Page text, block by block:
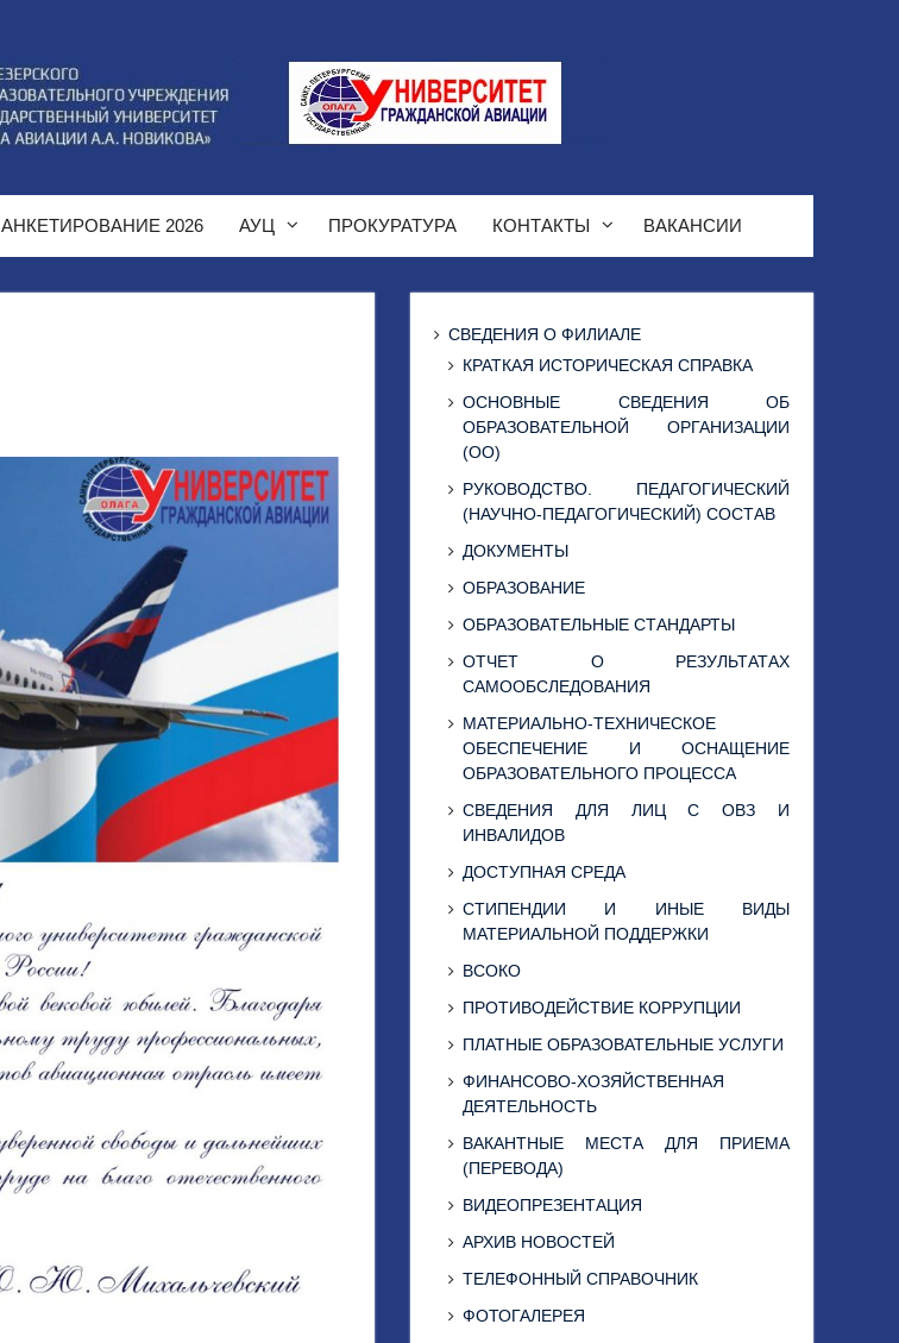
АНКЕТИРОВАНИЕ 2026 АУЦ ПРОКУРАТУРА КОНТАКТЫ ВАКАНСИИ
СВЕДЕНИЯ О ФИЛИАЛЕ
КРАТКАЯ ИСТОРИЧЕСКАЯ СПРАВКА
ОСНОВНЫЕ СВЕДЕНИЯ ОБ
ОБРАЗОВАТЕЛЬНОЙ ОРГАНИЗАЦИИ
(ОО)
РУКОВОДСТВО. ПЕДАГОГИЧЕСКИЙ
(НАУЧНО-ПЕДАГОГИЧЕСКИЙ) СОСТАВ
ДОКУМЕНТЫ
ОБРАЗОВАНИЕ
ОБРАЗОВАТЕЛЬНЫЕ СТАНДАРТЫ
ОТЧЕТ О РЕЗУЛЬТАТАХ
САМООБСЛЕДОВАНИЯ
МАТЕРИАЛЬНО-ТЕХНИЧЕСКОЕ
ОБЕСПЕЧЕНИЕ И ОСНАЩЕНИЕ
ОБРАЗОВАТЕЛЬНОГО ПРОЦЕССА
СВЕДЕНИЯ ДЛЯ ЛИЦ С ОВЗ И
ИНВАЛИДОВ
ДОСТУПНАЯ СРЕДА
СТИПЕНДИИ И ИНЫЕ ВИДЫ
МАТЕРИАЛЬНОЙ ПОДДЕРЖКИ
ВСОКО
ПРОТИВОДЕЙСТВИЕ КОРРУПЦИИ
ПЛАТНЫЕ ОБРАЗОВАТЕЛЬНЫЕ УСЛУГИ
ФИНАНСОВО-ХОЗЯЙСТВЕННАЯ
ДЕЯТЕЛЬНОСТЬ
ВАКАНТНЫЕ МЕСТА ДЛЯ ПРИЕМА
(ПЕРЕВОДА)
ВИДЕОПРЕЗЕНТАЦИЯ
АРХИВ НОВОСТЕЙ
ТЕЛЕФОННЫЙ СПРАВОЧНИК
ФОТОГАЛЕРЕЯ